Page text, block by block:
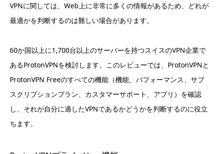
VPNに関しては、Web上に非常に多くの情報があるため、どれが
最適かを判断するのは難しい場合があります。
60か国以上に1,700台以上のサーバーを持つスイスのVPN企業で
あるProtonVPNを検討します。このレビューでは、ProtonVPNと
ProtonVPN Freeのすべての機能（機能、パフォーマンス、サブ
スクリプションプラン、カスタマーサポート、アプリ）を確認
し、それが自分に適したVPNであるかどうかを判断するのに役立
ちます。